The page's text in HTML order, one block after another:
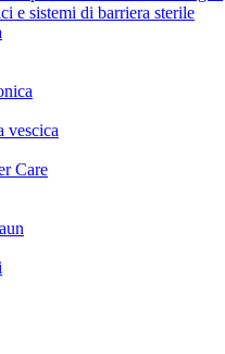
per entrare subito in contatto
e sistemi di barriera sterile
vescica
Care